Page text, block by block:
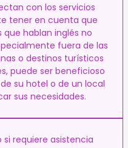
con los servicios
tener en cuenta que
que hablan inglés no
fuera de las
o destinos turísticos
puede ser beneficioso
su hotel o de un local
sus necesidades.
requiere asistencia